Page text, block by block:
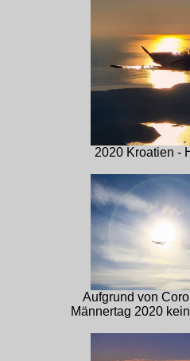
2020 Kroatien -
Aufgrund von
Männertag 2020